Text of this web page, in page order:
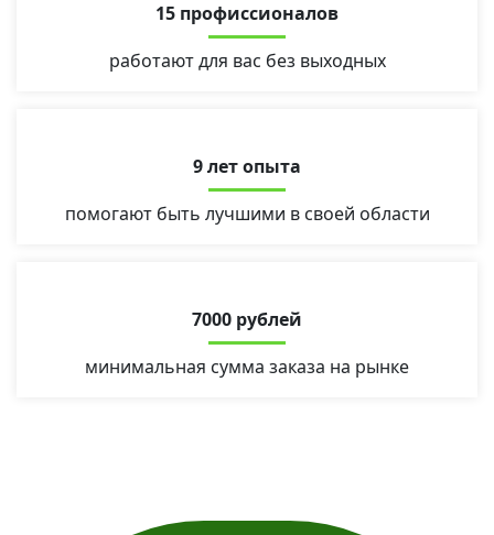
15 профиссионалов
работают для вас без выходных
9 лет опыта
помогают быть лучшими в своей области
7000 рублей
минимальная сумма заказа на рынке